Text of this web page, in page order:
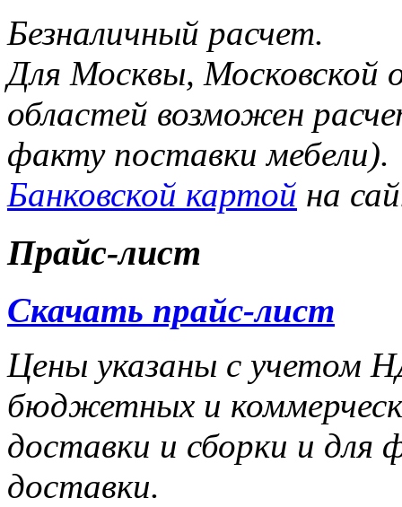
Безналичный расчет.
Для Москвы, Московской
областей возможен
факту поставки мебели).
Банковской картой на
Прайс-лист
Скачать прайс-лист
Цены указаны с учетом
бюджетных и
доставки и сборки и для
доставки.